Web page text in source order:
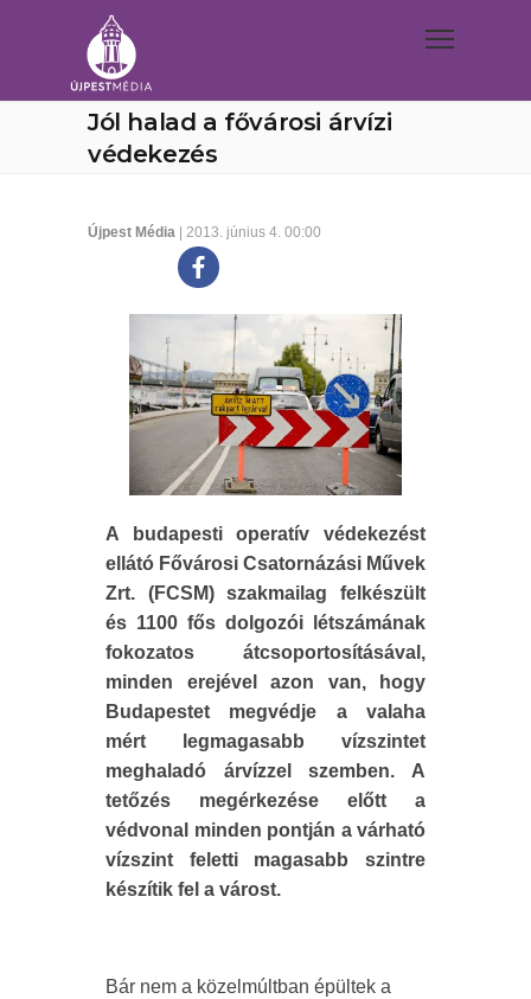
Jól halad a fővárosi árvízi
védekezés
Újpest Média | 2013. június 4. 00:00
A budapesti operatív védekezést
ellátó Fővárosi Csatornázási Művek
Zrt. (FCSM) szakmailag felkészült
és 1100 fős dolgozói létszámának
fokozatos átcsoportosításával,
minden erejével azon van, hogy
Budapestet megvédje a valaha
mért legmagasabb vízszintet
meghaladó árvízzel szemben. A
tetőzés megérkezése előtt a
védvonal minden pontján a várható
vízszint feletti magasabb szintre
készítik fel a várost.
Bár nem a közelmúltban épültek a